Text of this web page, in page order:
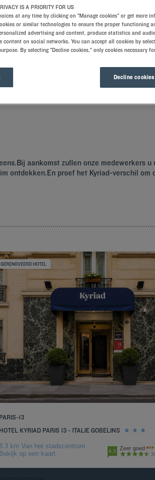
die een rijke geschiedenis heeft. Plan uw
aankomst zullen onze medewerkers
ontdekken.En proef het Kyriad-verschil
GERENOVEERD HOTEL
PARIS-13
HOTEL KYRIAD PARIS 13 - ITALIE GOBELINS
km Van het stadscentrum
Bekijk op een kaart
4.3 Zeer goed
IS A PRIORITY FOR US
at any time by clicking on "Manage cookies" or get more
or similar technologies to ensure the proper functioning
advertising and content, produce statistics and
content on social networks. You can accept all cookies by
By selecting "Decline cookies," only cookies necessary
Decline cookies